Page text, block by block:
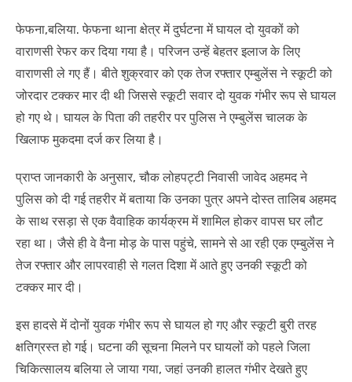
फेफना,बलिया. फेफना थाना क्षेत्र में दुर्घटना में घायल दो युवकों को
वाराणसी रेफर कर दिया गया है। परिजन उन्हें बेहतर इलाज के लिए
वाराणसी ले गए हैं। बीते शुक्रवार को एक तेज रफ्तार एम्बुलेंस ने स्कूटी को
जोरदार टक्कर मार दी थी जिससे स्कूटी सवार दो युवक गंभीर रूप से घायल
हो गए थे। घायल के पिता की तहरीर पर पुलिस ने एम्बुलेंस चालक के
खिलाफ मुकदमा दर्ज कर लिया है।
प्राप्त जानकारी के अनुसार, चौक लोहपट्टी निवासी जावेद अहमद ने
पुलिस को दी गई तहरीर में बताया कि उनका पुत्र अपने दोस्त तालिब अहमद
के साथ रसड़ा से एक वैवाहिक कार्यक्रम में शामिल होकर वापस घर लौट
रहा था। जैसे ही वे वैना मोड़ के पास पहुंचे, सामने से आ रही एक एम्बुलेंस ने
तेज रफ्तार और लापरवाही से गलत दिशा में आते हुए उनकी स्कूटी को
टक्कर मार दी।
इस हादसे में दोनों युवक गंभीर रूप से घायल हो गए और स्कूटी बुरी तरह
क्षतिग्रस्त हो गई। घटना की सूचना मिलने पर घायलों को पहले जिला
चिकित्सालय बलिया ले जाया गया, जहां उनकी हालत गंभीर देखते हुए